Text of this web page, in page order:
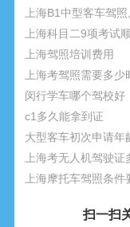
上海B1中型客车驾
上海科目二9项考试
上海驾照培训费用
上海考驾照需要多少
闵行学车哪个驾校好
c1多久能拿到证
大型客车初次申请年
上海考无人机驾驶证
上海摩托车驾照条件
扫一扫